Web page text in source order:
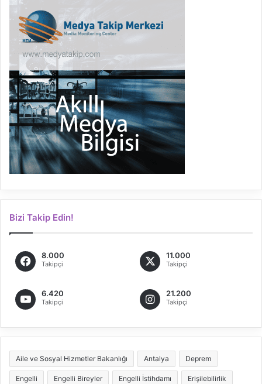
Bizi Takip Edin!
8.000
Takipçi
11.000
Takipçi
6.420
Takipçi
21.200
Takipçi
Aile ve Sosyal Hizmetler Bakanlığı Antalya Deprem
Engelli Engelli Bireyler Engelli İstihdamı Erişilebilirlik